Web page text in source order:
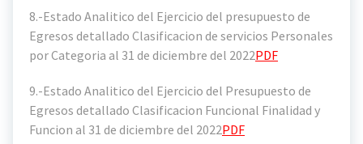
8.-Estado Analitico del Ejercicio del presupuesto de
Egresos detallado Clasificacion de servicios Personales
por Categoria al 31 de diciembre del 2022PDF
9.-Estado Analitico del Ejercicio del Presupuesto de
Egresos detallado Clasificacion Funcional Finalidad y
Funcion al 31 de diciembre del 2022PDF